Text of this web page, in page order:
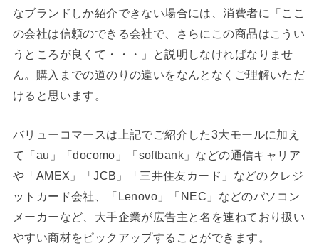
なブランドしか紹介できない場合には、消費者に「ここ
の会社は信頼のできる会社で、さらにこの商品はこうい
うところが良くて・・・」と説明しなければなりませ
ん。購入までの道のりの違いをなんとなくご理解いただ
けると思います。
バリューコマースは上記でご紹介した3大モールに加え
て「au」「docomo」「softbank」などの通信キャリア
や「AMEX」「JCB」「三井住友カード」などのクレジ
ットカード会社、「Lenovo」「NEC」などのパソコン
メーカーなど、大手企業が広告主と名を連ねており扱い
やすい商材をピックアップすることができます。